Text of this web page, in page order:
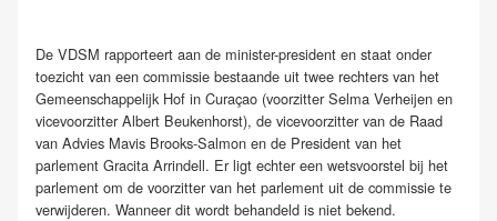
De VDSM rapporteert aan de minister-president en staat onder
toezicht van een commissie bestaande uit twee rechters van het
Gemeenschappelijk Hof in Curaçao (voorzitter Selma Verheijen en
vicevoorzitter Albert Beukenhorst), de vicevoorzitter van de Raad
van Advies Mavis Brooks-Salmon en de President van het
parlement Gracita Arrindell. Er ligt echter een wetsvoorstel bij het
parlement om de voorzitter van het parlement uit de commissie te
verwijderen. Wanneer dit wordt behandeld is niet bekend.